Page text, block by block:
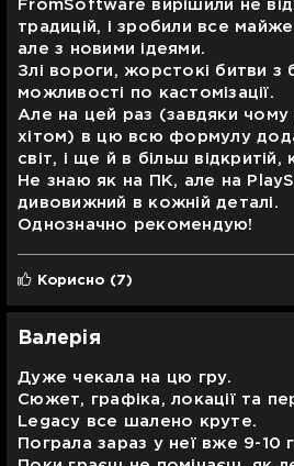
FromSoftware вирішили не
традицій, і зробили все
але з новими ідеями.
Злі вороги, жорстокі битви з
можливості по кастомізації.
Але на цей раз (завдяки чому
хітом) в цю всю формулу
світ, і ще й в більш відкритій,
Не знаю як на ПК, але на
дивовижний в кожній деталі.
Однозначно рекомендую!
Корисно (7)
Валерія
Дуже чекала на цю гру.
Сюжет, графіка, локації та
Legacy все шалено круте.
Пограла зараз у неї вже 9-10